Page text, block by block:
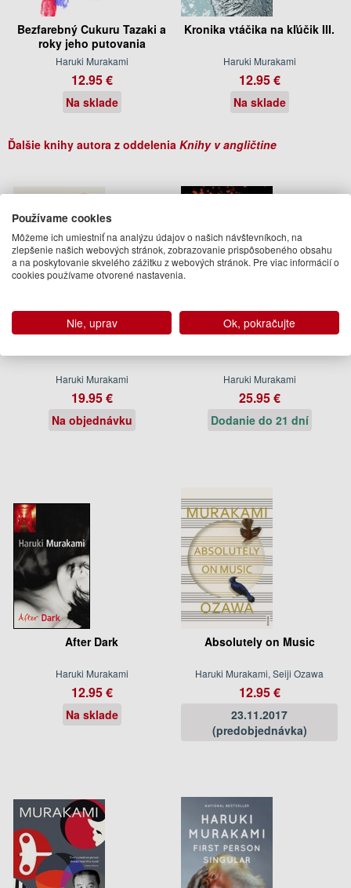
Bezfarebný Cukuru Tazaki a
roky jeho putovania
Haruki Murakami
12.95 €
Na sklade
Kronika vtáčika na kľúčik III.
Haruki Murakami
12.95 €
Na sklade
Ďalšie knihy autora z oddelenia Knihy v angličtine
Haruki Murakami
19.95 €
Na objednávku
Haruki Murakami
25.95 €
Dodanie do 21 dní
After Dark
Haruki Murakami
12.95 €
Na sklade
Absolutely on Music
Haruki Murakami, Seiji Ozawa
12.95 €
23.11.2017
(predobjednávka)
Používame cookies
Môžeme ich umiestniť na analýzu údajov o našich návštevníkoch, na
zlepšenie našich webových stránok, zobrazovanie prispôsobeného obsahu
a na poskytovanie skvelého zážitku z webových stránok. Pre viac informácií o
cookies používame otvorené nastavenia.
Nie, uprav Ok, pokračujte